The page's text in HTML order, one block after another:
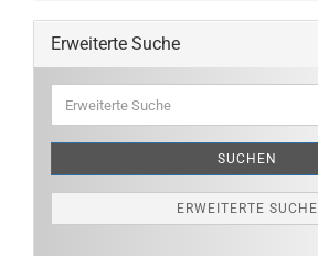
Erweiterte Suche
Suche
SUCHEN
ERWEITERTE SUCHE